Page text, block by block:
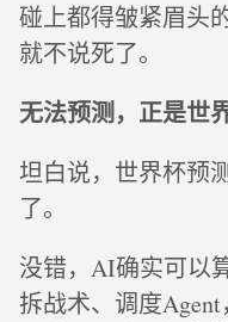
碰上都得皱紧眉
就不说死了。
无法预测，正是世
坦白说，世界杯预
了。
没错，AI确实可以
拆战术、调度